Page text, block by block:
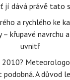
jí dává právě tato
a rychlého ke
– křupavé navrchu
uvnitř
A důvod